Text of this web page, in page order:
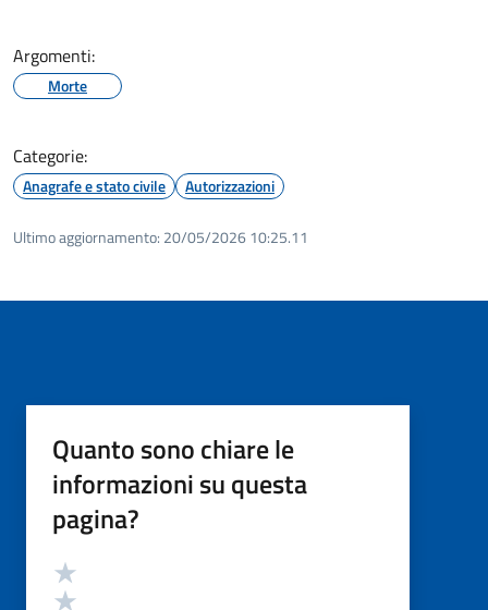
Argomenti:
Morte
Categorie:
Anagrafe e stato civile Autorizzazioni
Ultimo aggiornamento: 20/05/2026 10:25.11
Quanto sono chiare le
informazioni su questa
pagina?
Valutazione